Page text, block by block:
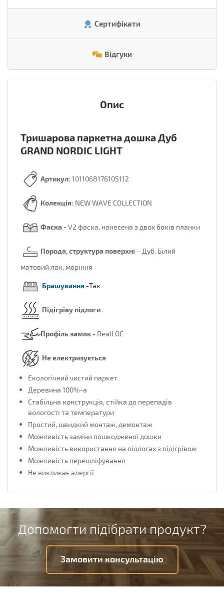
Сертифікати
Відгуки
Опис
Тришарова паркетна дошка Дуб
GRAND NORDIC LIGHT
Артикул: 1011068176105112
Колекція: NEW WAVE COLLECTION
Фаска - V2 фаска, нанесена з двох боків планки
Порода, структура поверхні – Дуб. Білий
матовий лак, моріння
Брашування -Так
Підігріву підлоги .
Профіль замок - RealLOC
Не електризується
Екологічний чистий паркет
Деревина 100%-а
Стабільна конструкція, стійка до перепадів
вологості та температури
Простий, швидкий монтаж, демонтаж
Можливість заміни пошкодженої дошки
Можливість використання на підлогах з підігрівом
Можливість перешліфування
Не викликає алергії
Допомогти підібрати продукт?
Замовити консультацію